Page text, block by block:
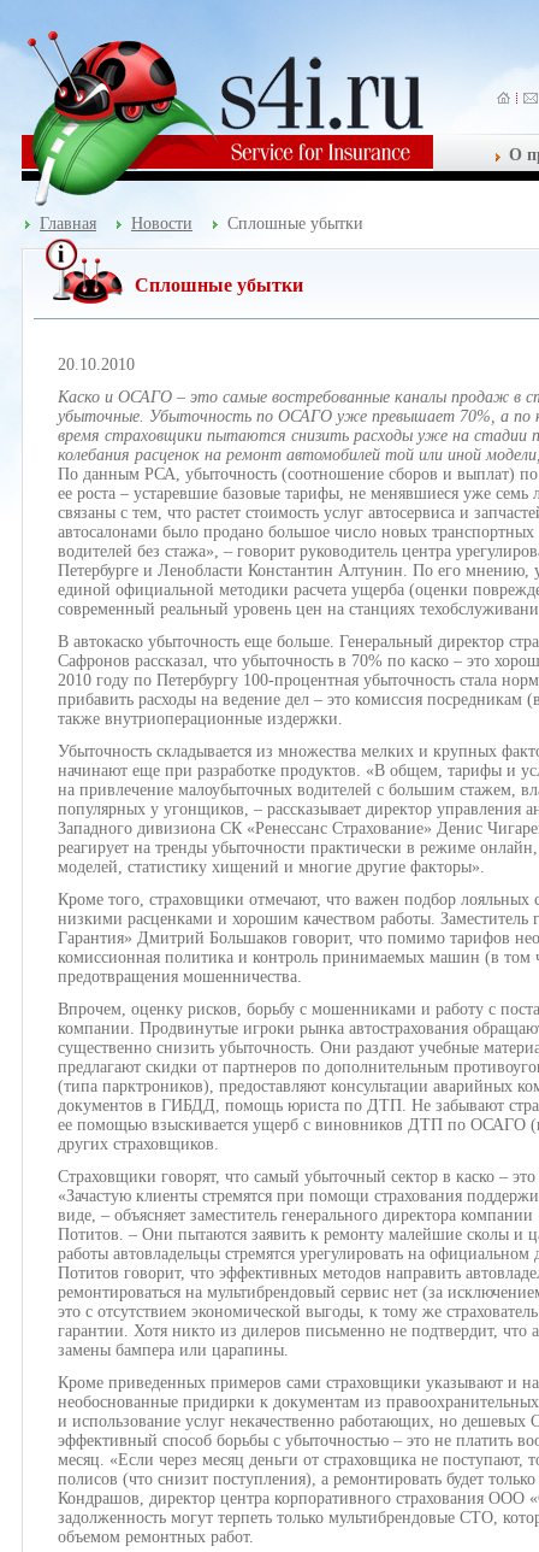
О
Главная Новости Сплошные убытки
Сплошные убытки
20.10.2010
Каско и ОСАГО – это самые востребованные каналы продаж в
убыточные. Убыточность по ОСАГО уже превышает 70%, а по
время страховщики пытаются снизить расходы уже на стадии
колебания расценок на ремонт автомобилей той или иной
По данным РСА, убыточность (соотношение сборов и выплат)
ее роста – устаревшие базовые тарифы, не менявшиеся уже семь
связаны с тем, что растет стоимость услуг автосервиса и
автосалонами было продано большое число новых транспортных
водителей без стажа», – говорит руководитель центра
Петербурге и Ленобласти Константин Алтунин. По его мнению,
единой официальной методики расчета ущерба (оценки
современный реальный уровень цен на станциях
В автокаско убыточность еще больше. Генеральный директор
Сафронов рассказал, что убыточность в 70% по каско – это
2010 году по Петербургу 100-процентная убыточность стала
прибавить расходы на ведение дел – это комиссия посредникам
также внутриоперационные издержки.
Убыточность складывается из множества мелких и крупных
начинают еще при разработке продуктов. «В общем, тарифы и
на привлечение малоубыточных водителей с большим стажем,
популярных у угонщиков, – рассказывает директор управления
Западного дивизиона СК «Ренессанс Страхование» Денис
реагирует на тренды убыточности практически в режиме
моделей, статистику хищений и многие другие факторы».
Кроме того, страховщики отмечают, что важен подбор лояльных
низкими расценками и хорошим качеством работы.
Гарантия» Дмитрий Большаков говорит, что помимо тарифов
комиссионная политика и контроль принимаемых машин (в том
предотвращения мошенничества.
Впрочем, оценку рисков, борьбу с мошенниками и работу с
компании. Продвинутые игроки рынка автострахования
существенно снизить убыточность. Они раздают учебные
предлагают скидки от партнеров по дополнительным
(типа парктроников), предоставляют консультации аварийных
документов в ГИБДД, помощь юриста по ДТП. Не забывают
ее помощью взыскивается ущерб с виновников ДТП по ОСАГО
других страховщиков.
Страховщики говорят, что самый убыточный сектор в каско –
«Зачастую клиенты стремятся при помощи страхования
виде, – объясняет заместитель генерального директора
Потитов. – Они пытаются заявить к ремонту малейшие сколы и
работы автовладельцы стремятся урегулировать на
Потитов говорит, что эффективных методов направить
ремонтироваться на мультибрендовый сервис нет (за
это с отсутствием экономической выгоды, к тому же
гарантии. Хотя никто из дилеров письменно не подтвердит, что
замены бампера или царапины.
Кроме приведенных примеров сами страховщики указывают и
необоснованные придирки к документам из
и использование услуг некачественно работающих, но
эффективный способ борьбы с убыточностью – это не платить
месяц. «Если через месяц деньги от страховщика не поступают,
полисов (что снизит поступления), а ремонтировать будет
Кондрашов, директор центра корпоративного страхования
задолженность могут терпеть только мультибрендовые СТО,
объемом ремонтных работ.